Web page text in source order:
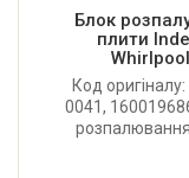
Блок
плити
Код
0041,
Hotpoint-